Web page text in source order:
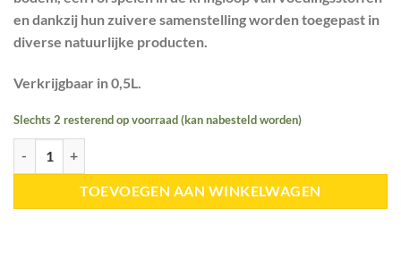
en dankzij hun zuivere samenstelling worden toegepast in
diverse natuurlijke producten.
Verkrijgbaar in 0,5L.
Slechts 2 resterend op voorraad (kan nabesteld worden)
TOEVOEGEN AAN WINKELWAGEN